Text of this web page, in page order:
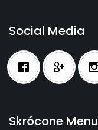
Social Media
Skrócone Menu